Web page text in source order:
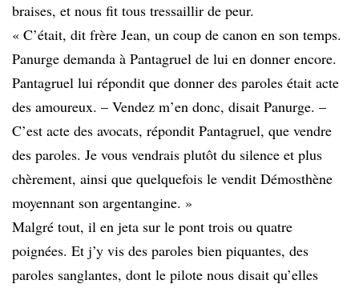
braises, et nous fit tous tressaillir de peur.
« C’était, dit frère Jean, un coup de canon en son temps.
Panurge demanda à Pantagruel de lui en donner encore.
Pantagruel lui répondit que donner des paroles était acte
des amoureux. – Vendez m’en donc, disait Panurge. –
C’est acte des avocats, répondit Pantagruel, que vendre
des paroles. Je vous vendrais plutôt du silence et plus
chèrement, ainsi que quelquefois le vendit Démosthène
moyennant son argentangine. »
Malgré tout, il en jeta sur le pont trois ou quatre
poignées. Et j’y vis des paroles bien piquantes, des
paroles sanglantes, dont le pilote nous disait qu’elles